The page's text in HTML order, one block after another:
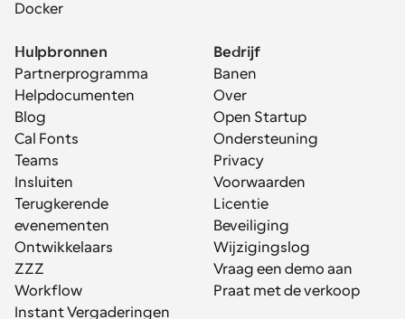
Docker
Hulpbronnen
Partnerprogramma
Helpdocumenten
Blog
Cal Fonts
Teams
Insluiten
Terugkerende
evenementen
Ontwikkelaars
ZZZ
Workflow
Instant Vergaderingen
Bedrijf
Banen
Over
Open Startup
Ondersteuning
Privacy
Voorwaarden
Licentie
Beveiliging
Wijzigingslog
Vraag een demo aan
Praat met de verkoop